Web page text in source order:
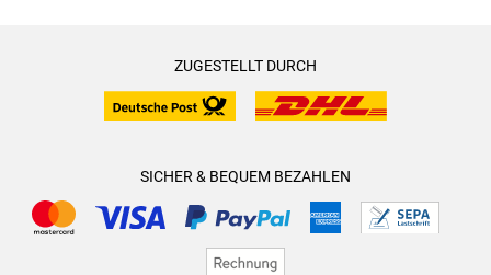
ZUGESTELLT DURCH
SICHER & BEQUEM BEZAHLEN